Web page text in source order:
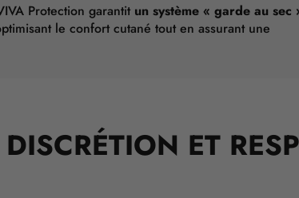
Protection garantit un système « garde au sec
le confort cutané tout en assurant une
ET